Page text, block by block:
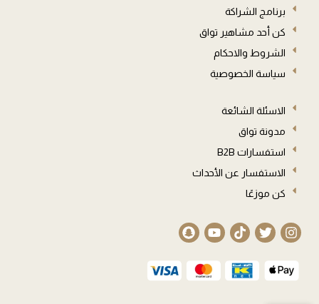
برنامج الشراكة
كن أحد مشاهير تواق
الشروط والاحكام
سياسة الخصوصية
الاسئلة الشائعة
مدونة تواق
استفسارات B2B
الاستفسار عن الأحداث
كن موزعًا